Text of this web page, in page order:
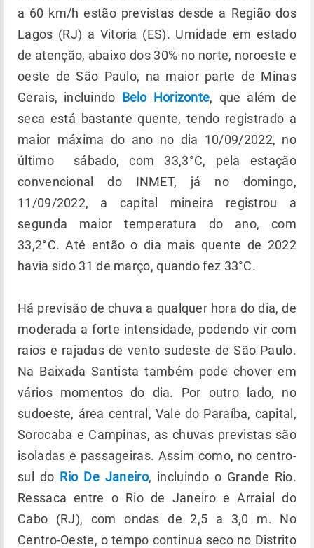
a 60 km/h estão previstas desde a Região dos
Lagos (RJ) a Vitoria (ES). Umidade em estado
de atenção, abaixo dos 30% no norte, noroeste e
oeste de São Paulo, na maior parte de Minas
Gerais, incluindo Belo Horizonte, que além de
seca está bastante quente, tendo registrado a
maior máxima do ano no dia 10/09/2022, no
último sábado, com 33,3°C, pela estação
convencional do INMET, já no domingo,
11/09/2022, a capital mineira registrou a
segunda maior temperatura do ano, com
33,2°C. Até então o dia mais quente de 2022
havia sido 31 de março, quando fez 33°C.
Há previsão de chuva a qualquer hora do dia, de
moderada a forte intensidade, podendo vir com
raios e rajadas de vento sudeste de São Paulo.
Na Baixada Santista também pode chover em
vários momentos do dia. Por outro lado, no
sudoeste, área central, Vale do Paraíba, capital,
Sorocaba e Campinas, as chuvas previstas são
isoladas e passageiras. Assim como, no centro-
sul do Rio De Janeiro, incluindo o Grande Rio.
Ressaca entre o Rio de Janeiro e Arraial do
Cabo (RJ), com ondas de 2,5 a 3,0 m. No
Centro-Oeste, o tempo continua seco no Distrito